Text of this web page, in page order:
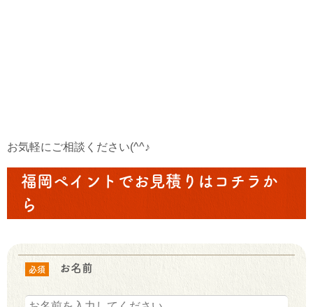
お気軽にご相談ください(^^♪
福岡ペイントでお見積りはコチラか
ら
必須 お名前